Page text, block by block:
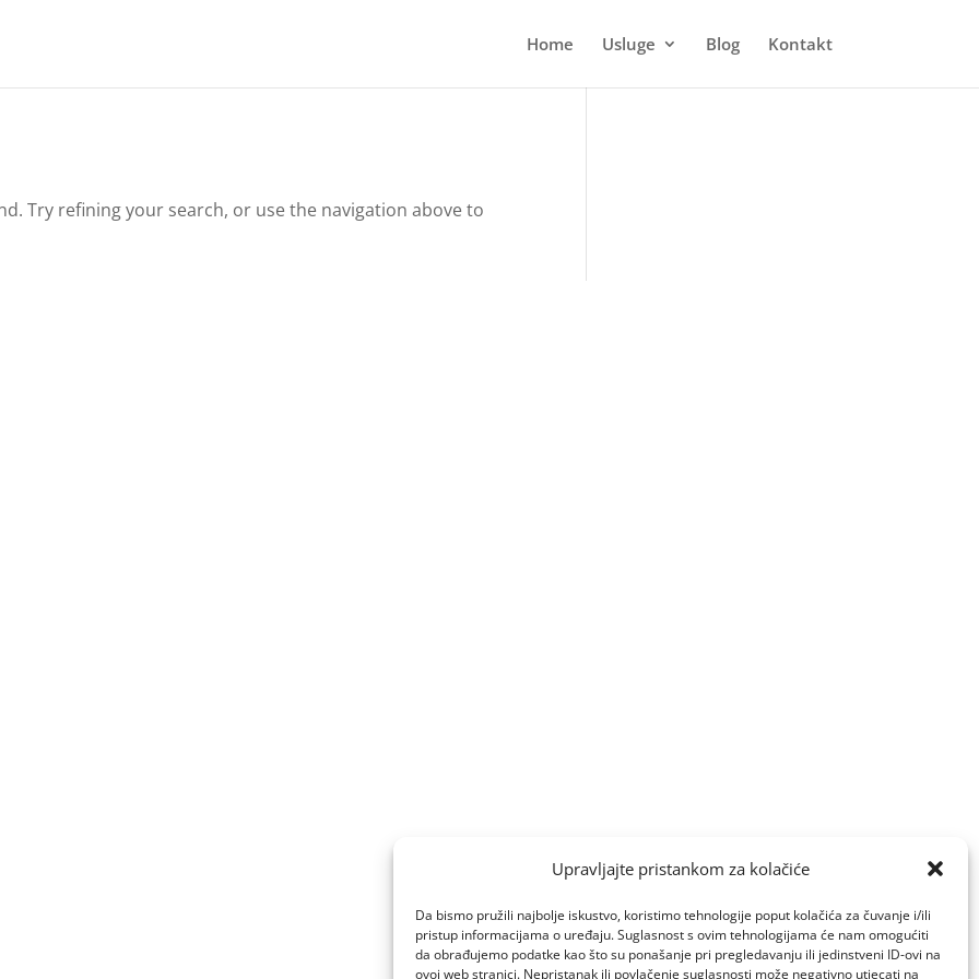
Upravljajte pristankom za kolačiće
Da bismo pružili najbolje iskustvo, koristimo tehnologije poput kolačića za čuvanje i/ili
pristup informacijama o uređaju. Suglasnost s ovim tehnologijama će nam omogućiti
da obrađujemo podatke kao što su ponašanje pri pregledavanju ili jedinstveni ID-ovi na
ovoj web stranici. Nepristanak ili povlačenje suglasnosti može negativno utjecati na
Home Usluge Blog Kontakt
Try refining your search, or use the navigation above to